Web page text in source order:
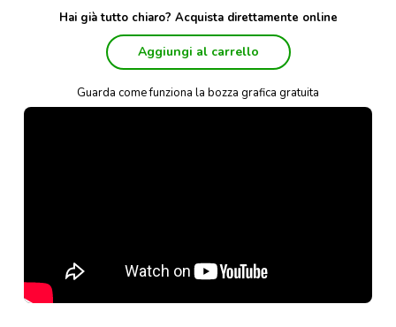
Hai già tutto chiaro? Acquista direttamente online
Aggiungi al carrello
Guarda come funziona la bozza grafica gratuita